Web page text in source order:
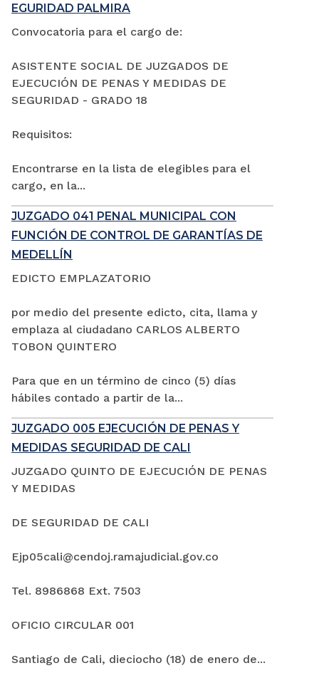
EGURIDAD PALMIRA
Convocatoria para el cargo de:
ASISTENTE SOCIAL DE JUZGADOS DE
EJECUCIÓN DE PENAS Y MEDIDAS DE
SEGURIDAD - GRADO 18
Requisitos:
Encontrarse en la lista de elegibles para el
cargo, en la...
JUZGADO 041 PENAL MUNICIPAL CON
FUNCIÓN DE CONTROL DE GARANTÍAS DE
MEDELLÍN
EDICTO EMPLAZATORIO
por medio del presente edicto, cita, llama y
emplaza al ciudadano CARLOS ALBERTO
TOBON QUINTERO
Para que en un término de cinco (5) días
hábiles contado a partir de la...
JUZGADO 005 EJECUCIÓN DE PENAS Y
MEDIDAS SEGURIDAD DE CALI
JUZGADO QUINTO DE EJECUCIÓN DE PENAS
Y MEDIDAS
DE SEGURIDAD DE CALI
Ejp05cali@cendoj.ramajudicial.gov.co
Tel. 8986868 Ext. 7503
OFICIO CIRCULAR 001
Santiago de Cali, dieciocho (18) de enero de...